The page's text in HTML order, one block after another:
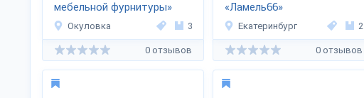
мебельной фурнитуры»
Окуловка 3
0 отзывов
«Ламель66»
Екатеринбург 2
0 отзывов